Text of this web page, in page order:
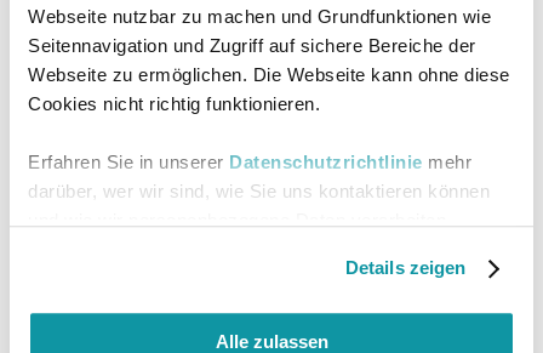
Webseite nutzbar zu machen und Grundfunktionen wie
Seitennavigation und Zugriff auf sichere Bereiche der
Webseite zu ermöglichen. Die Webseite kann ohne diese
Cookies nicht richtig funktionieren.
Erfahren Sie in unserer Datenschutzrichtlinie mehr
darüber, wer wir sind, wie Sie uns kontaktieren können
Details zeigen
Alle zulassen